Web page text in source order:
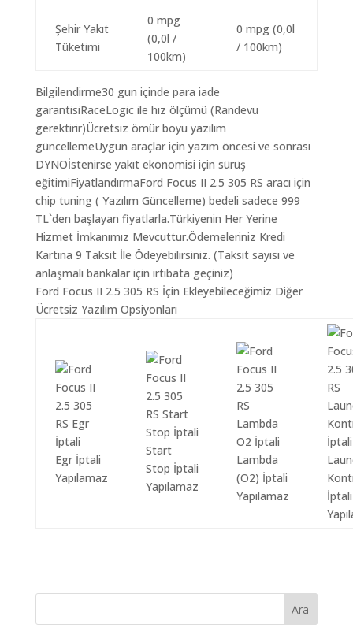
Şehir Yakıt
Tüketimi
0 mpg
(0,0l /
100km)
0 mpg (0,0l
/ 100km)
Bilgilendirme30 gun içinde para iade
garantisiRaceLogic ile hız ölçümü (Randevu
gerektirir)Ücretsiz ömür boyu yazılım
güncellemeUygun araçlar için yazım öncesi ve sonrası
DYNOİstenirse yakıt ekonomisi için sürüş
eğitimiFiyatlandırmaFord Focus II 2.5 305 RS aracı için
chip tuning ( Yazılım Güncelleme) bedeli sadece 999
TL`den başlayan fiyatlarla.Türkiyenin Her Yerine
Hizmet İmkanımız Mevcuttur.Ödemeleriniz Kredi
Kartına 9 Taksit İle Ödeyebilirsiniz. (Taksit sayısı ve
anlaşmalı bankalar için irtibata geçiniz)
Ford Focus II 2.5 305 RS İçin Ekleyebileceğimiz Diğer
Ücretsiz Yazılım Opsiyonları
Egr İptali
Yapılamaz
Start
Stop İptali
Yapılamaz
Lambda
(O2) İptali
Yapılamaz
İptali
Ara